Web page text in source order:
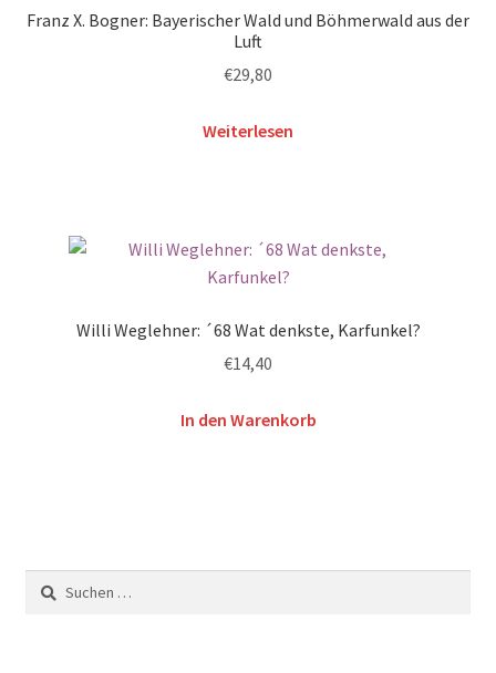
Franz X. Bogner: Bayerischer Wald und Böhmerwald aus der
Luft
€29,80
Weiterlesen
Willi Weglehner: ´68 Wat denkste, Karfunkel?
€14,40
In den Warenkorb
Suchen
nach: